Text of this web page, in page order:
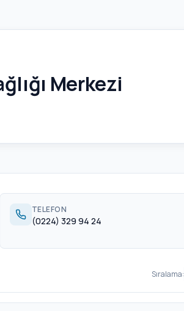
Merkezi
TELEFON
(0224) 329 94 24
Sıralama: